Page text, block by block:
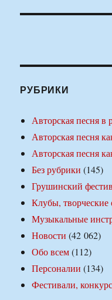
РУБРИКИ
Авторская песня в
Авторская песня
Авторская песня
Без рубрики (145)
Грушинский
Клубы, творческие
Музыкальные
Новости (42 062)
Обо всем(112)
Персоналии (134)
Фестивали,